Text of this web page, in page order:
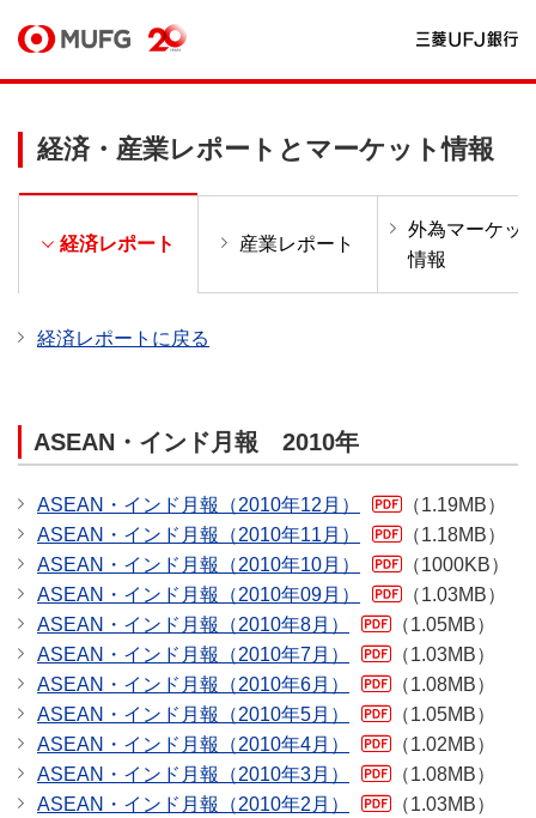
経済・産業レポートとマーケット情報
経済レポート 産業レポート
外為マーケッ
情報
経済レポートに戻る
ASEAN・インド月報 2010年
ASEAN・インド月報（2010年12月）
（1.19MB）
ASEAN・インド月報（2010年11月）
（1.18MB）
ASEAN・インド月報（2010年10月）
（1000KB）
ASEAN・インド月報（2010年09月）
（1.03MB）
ASEAN・インド月報（2010年8月）
（1.05MB）
ASEAN・インド月報（2010年7月）
（1.03MB）
ASEAN・インド月報（2010年6月）
（1.08MB）
ASEAN・インド月報（2010年5月）
（1.05MB）
ASEAN・インド月報（2010年4月）
（1.02MB）
ASEAN・インド月報（2010年3月）
（1.08MB）
ASEAN・インド月報（2010年2月）
（1.03MB）